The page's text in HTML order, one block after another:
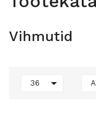
Vihmutid
36 